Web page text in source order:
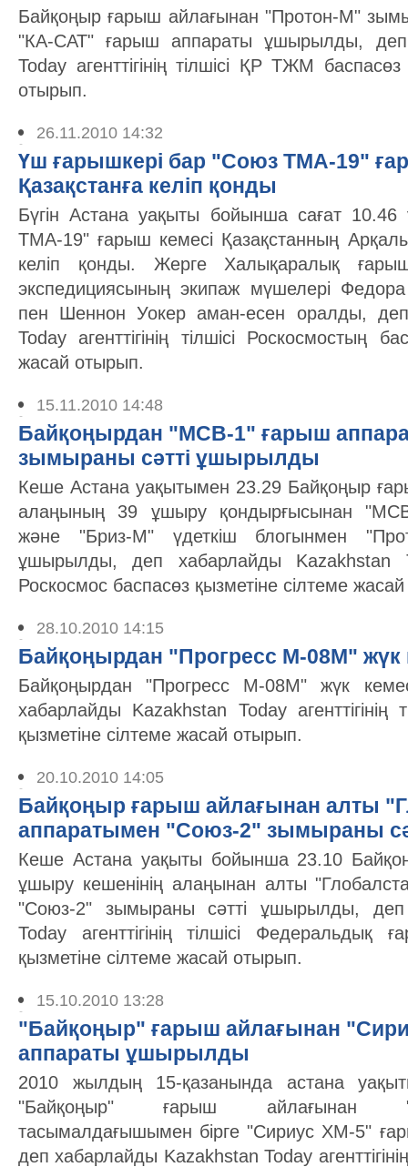
Байқоңыр ғарыш айлағынан "Протон-М"
"КА-САТ" ғарыш аппараты ұшырылды, деп
Today агенттігінің тілшісі ҚР ТЖМ
отырып.
26.11.2010 14:32
Үш ғарышкері бар "Союз ТМА-19"
Қазақстанға келіп қонды
Бүгін Астана уақыты бойынша сағат
ТМА-19" ғарыш кемесі Қазақстанның
келіп қонды. Жерге Халықаралық
экспедициясының экипаж мүшелері
пен Шеннон Уокер аман-есен оралды,
Today агенттігінің тілшісі Роскосмостың
жасай отырып.
15.11.2010 14:48
Байқоңырдан "МСВ-1" ғарыш
зымыраны сәтті ұшырылды
Кеше Астана уақытымен 23.29 Байқоңыр
алаңының 39 ұшыру қондырғысынан
және "Бриз-М" үдеткіш блогынмен
ұшырылды, деп хабарлайды Kazakhstan
Роскосмос баспасөз қызметіне сілтеме
28.10.2010 14:15
Байқоңырдан "Прогресс М-08М"
Байқоңырдан "Прогресс М-08М" жүк
хабарлайды Kazakhstan Today
қызметіне сілтеме жасай отырып.
20.10.2010 14:05
Байқоңыр ғарыш айлағынан алты
аппаратымен "Союз-2" зымыраны
Кеше Астана уақыты бойынша 23.10
ұшыру кешенінің алаңынан алты
"Союз-2" зымыраны сәтті ұшырылды, деп
Today агенттігінің тілшісі Федеральдық
қызметіне сілтеме жасай отырып.
15.10.2010 13:28
"Байқоңыр" ғарыш айлағынан
аппараты ұшырылды
2010 жылдың 15-қазанында астана
"Байқоңыр" ғарыш айлағынан
тасымалдағышымен бірге "Сириус ХМ-5"
деп хабарлайды Kazakhstan Today